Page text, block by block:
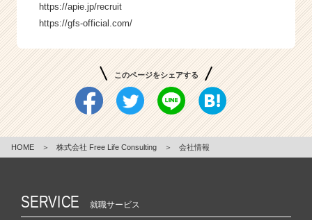
https://apie.jp/recruit
https://gfs-official.com/
このページをシェアする
HOME ＞ 株式会社 Free Life Consulting ＞ 会社情報
SERVICE 就職サービス